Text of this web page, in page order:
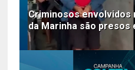
Criminosos envolvidos
da Marinha são presos